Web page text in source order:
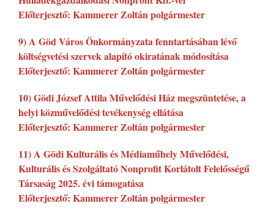
Előterjesztő: Kammerer Zoltán polgármester
9) A Göd Város Önkormányzata fenntartásában lévő
költségvetési szervek alapító okiratának módosítása
Előterjesztő: Kammerer Zoltán polgármester
10) Gödi József Attila Művelődési Ház megszüntetése, a
helyi közművelődési tevékenység ellátása
Előterjesztő: Kammerer Zoltán polgármester
11) A Gödi Kulturális és Médiaműhely Művelődési,
Kulturális és Szolgáltató Nonprofit Korlátolt Felelősségű
Társaság 2025. évi támogatása
Előterjesztő: Kammerer Zoltán polgármester